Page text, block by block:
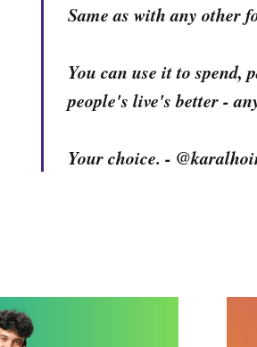
Same as with any other
You can use it to spend,
people's live's better -
Your choice. -